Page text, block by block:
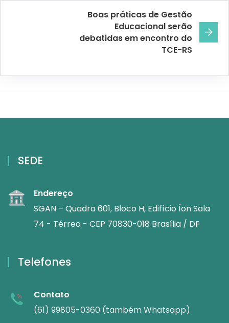
Boas práticas de Gestão
Educacional serão
debatidas em encontro do
TCE-RS
SEDE
Endereço
SGAN – Quadra 601, Bloco H, Edifício Íon Sala
74 - Térreo - CEP 70830-018 Brasília / DF
Telefones
Contato
(61) 99805-0360 (também Whatsapp)